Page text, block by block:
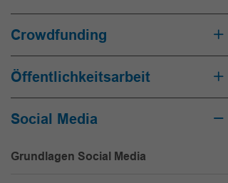
Crowdfunding
Öffentlichkeitsarbeit
Social Media
Grundlagen Social Media